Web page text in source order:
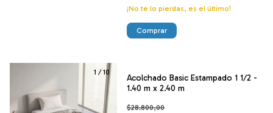
¡No te lo pierdas, es el último!
Comprar
1 /10
Acolchado Basic Estampado 1 1/2 -
1.40 m x 2.40 m
$28.800,00